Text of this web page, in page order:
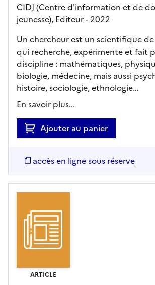
CIDJ (Centre d'information et de
jeunesse), Editeur- 2022
Un chercheur est un scientifique
qui recherche, expérimente et fait
discipline : mathématiques,
biologie, médecine, mais aussi
histoire, sociologie, ethnologie…
En savoir plus...
Ajouter au panier
accès en ligne sous réserve
ARTICLE